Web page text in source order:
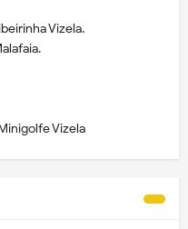
Vizela.
Vizela